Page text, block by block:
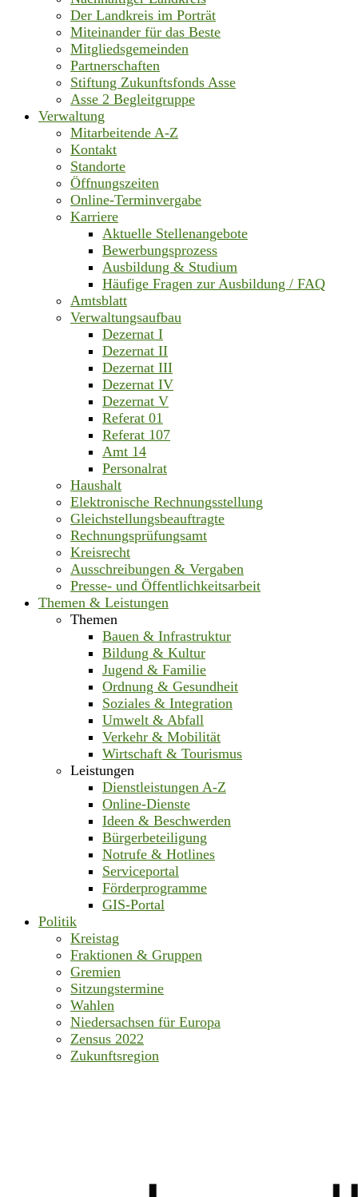
Der Landkreis im Porträt
Miteinander für das Beste
Mitgliedsgemeinden
Partnerschaften
Stiftung Zukunftsfonds Asse
Asse 2 Begleitgruppe
Verwaltung
Mitarbeitende A-Z
Kontakt
Standorte
Öffnungszeiten
Online-Terminvergabe
Karriere
Aktuelle Stellenangebote
Bewerbungsprozess
Ausbildung & Studium
Häufige Fragen zur Ausbildung / FAQ
Amtsblatt
Verwaltungsaufbau
Dezernat I
Dezernat II
Dezernat III
Dezernat IV
Dezernat V
Referat 01
Referat 107
Amt 14
Personalrat
Haushalt
Elektronische Rechnungsstellung
Gleichstellungsbeauftragte
Rechnungsprüfungsamt
Kreisrecht
Ausschreibungen & Vergaben
Presse- und Öffentlichkeitsarbeit
Themen & Leistungen
Themen
Bauen & Infrastruktur
Bildung & Kultur
Jugend & Familie
Ordnung & Gesundheit
Soziales & Integration
Umwelt & Abfall
Verkehr & Mobilität
Wirtschaft & Tourismus
Leistungen
Dienstleistungen A-Z
Online-Dienste
Ideen & Beschwerden
Bürgerbeteiligung
Notrufe & Hotlines
Serviceportal
Förderprogramme
GIS-Portal
Politik
Kreistag
Fraktionen & Gruppen
Gremien
Sitzungstermine
Wahlen
Niedersachsen für Europa
Zensus 2022
Zukunftsregion